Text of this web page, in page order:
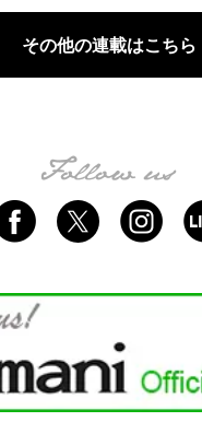
その他の連載はこちら